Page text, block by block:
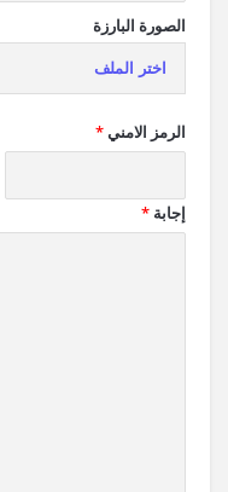
الصورة البارزة
اختر الملف
الرمز الامني*
إجابة *